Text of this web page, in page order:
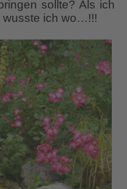
sollte? Als ich
wusste ich wo…!!!